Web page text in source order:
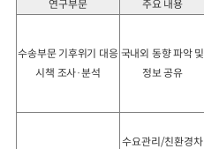
연구부문 주요 내용
수송부문 기후위기 대응
시책 조사·분석
국내외 동향 파악 및
정보 공유
수요관리/친환경차